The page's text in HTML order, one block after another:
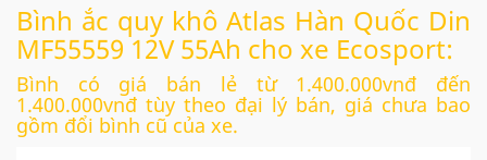
Bình ắc quy khô Atlas Hàn Quốc Din
MF55559 12V 55Ah cho xe Ecosport:
Bình có giá bán lẻ từ 1.400.000vnđ đến
1.400.000vnđ tùy theo đại lý bán, giá chưa bao
gồm đổi bình cũ của xe.